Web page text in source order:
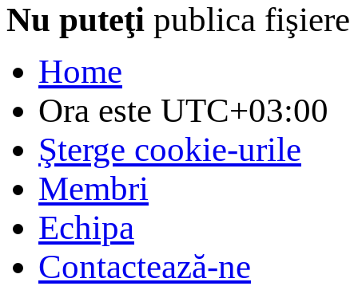
Nu puteţi publica fişiere
Home
Ora este UTC+03:00
Şterge cookie-urile
Membri
Echipa
Contactează-ne